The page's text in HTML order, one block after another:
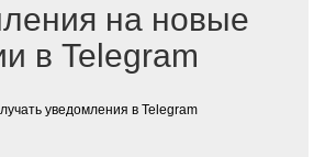
на новые
в Telegram
уведомления в Telegram